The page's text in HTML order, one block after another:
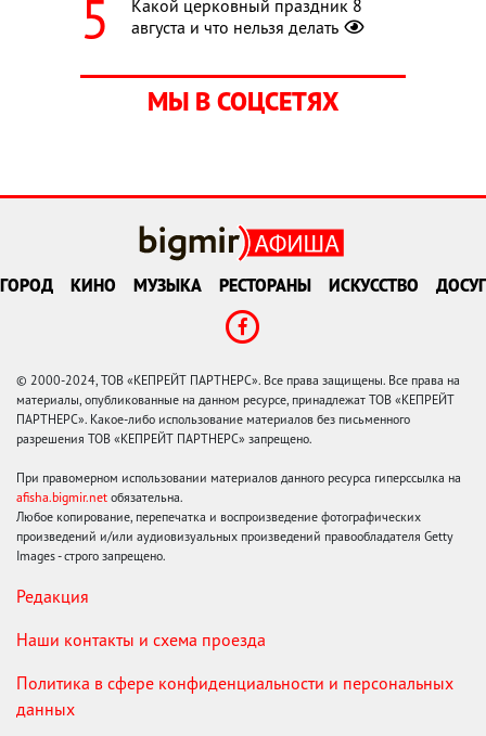
Какой церковный праздник 8
августа и что нельзя делать
МЫ В СОЦСЕТЯХ
ГОРОД КИНО МУЗЫКА РЕСТОРАНЫ ИСКУССТВО ДОСУГ
© 2000-2024, ТОВ «КЕПРЕЙТ ПАРТНЕРС». Все права защищены. Все права на
материалы, опубликованные на данном ресурсе, принадлежат ТОВ «КЕПРЕЙТ
ПАРТНЕРС». Какое-либо использование материалов без письменного
разрешения ТОВ «КЕПРЕЙТ ПАРТНЕРС» запрещено.
При правомерном использовании материалов данного ресурса гиперссылка на
afisha.bigmir.net обязательна.
Любое копирование, перепечатка и воспроизведение фотографических
произведений и/или аудиовизуальных произведений правообладателя Getty
Images - строго запрещено.
Редакция
Наши контакты и схема проезда
Политика в сфере конфиденциальности и персональных
данных